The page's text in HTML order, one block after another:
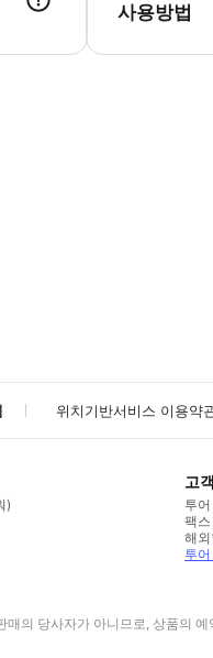
사용방법
위치기반서비스 이용약
)
고
투
팩
해
투
의 당사자가 아니므로, 상품의